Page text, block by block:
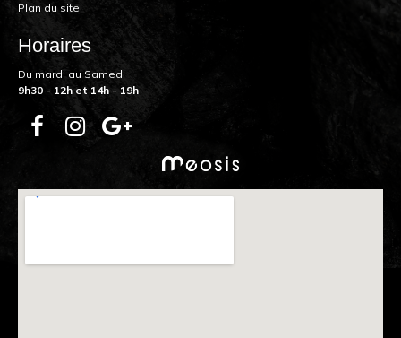
Plan du site
Horaires
Du mardi au Samedi
9h30 - 12h et 14h - 19h